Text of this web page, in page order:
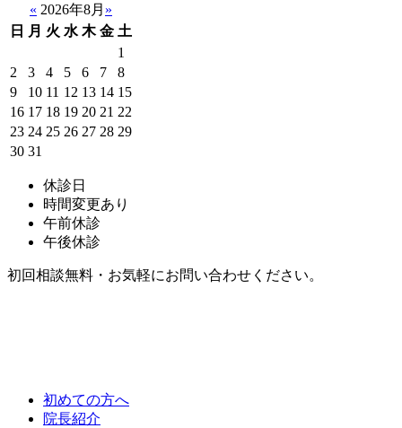
« 2026年8月 »
日
月 火 水 木 金 土
1
2
3 4 5 6 7
8
9
10 11 12 13 14 15
16 17 18 19 20 21 22
23 24 25 26 27 28 29
30 31
休診日
時間変更あり
午前休診
午後休診
初回相談無料・お気軽にお問い合わせください。
初めての方へ
院長紹介